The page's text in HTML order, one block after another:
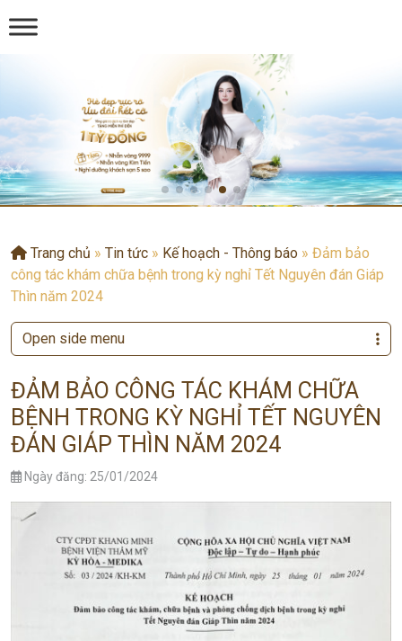
Trang chủ » Tin tức » Kế hoạch - Thông báo » Đảm bảo
công tác khám chữa bệnh trong kỳ nghỉ Tết Nguyên đán Giáp
Thìn năm 2024
ĐẢM BẢO CÔNG TÁC KHÁM CHỮA
BỆNH TRONG KỲ NGHỈ TẾT NGUYÊN
ĐÁN GIÁP THÌN NĂM 2024
Ngày đăng: 25/01/2024
Open side menu